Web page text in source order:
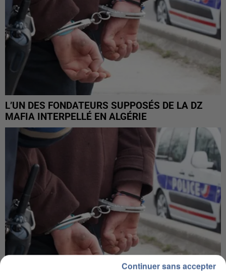
L’UN DES FONDATEURS SUPPOSÉS DE LA DZ
MAFIA INTERPELLÉ EN ALGÉRIE
Continuer sans accepter